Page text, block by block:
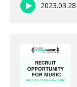
2023.03.28